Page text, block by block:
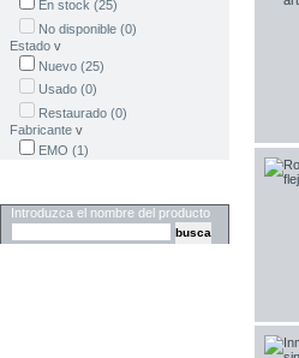
En stock (25)
No disponible (0)
Estado v
Nuevo (25)
Usado (0)
Restaurado (0)
Fabricante v
EMO (1)
Introduzca el nombre del producto